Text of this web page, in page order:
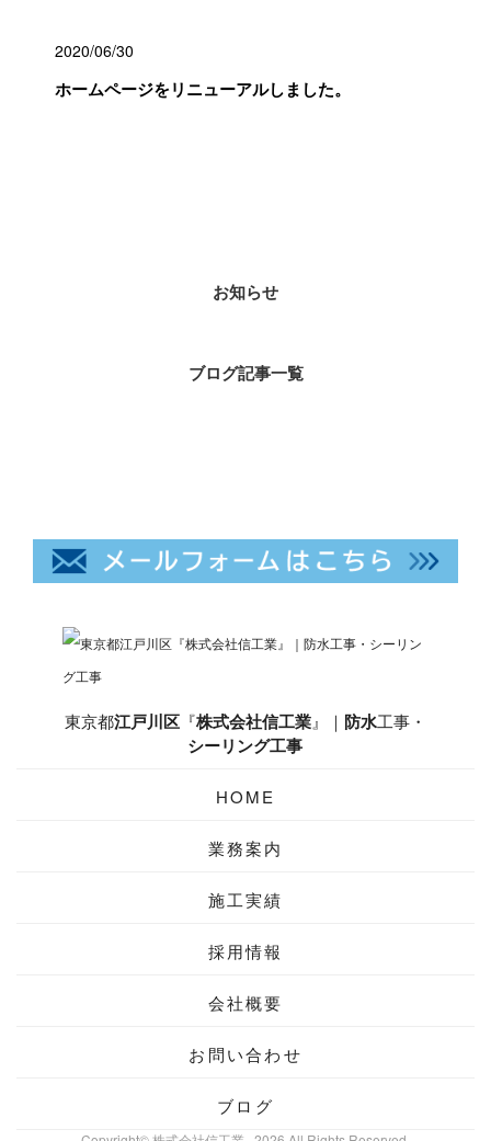
2020/06/30
ホームページをリニューアルしました。
お知らせ
ブログ記事一覧
東京都江戸川区『株式会社信工業』｜ 防水工事・
シーリング工事
HOME
業務案内
施工実績
採用情報
会社概要
お問い合わせ
ブログ